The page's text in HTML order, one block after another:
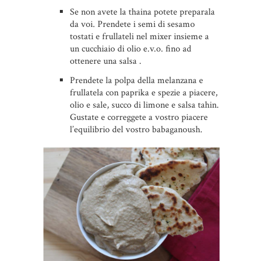
Se non avete la thaina potete preparala
da voi. Prendete i semi di sesamo
tostati e frullateli nel mixer insieme a
un cucchiaio di olio e.v.o. fino ad
ottenere una salsa .
Prendete la polpa della melanzana e
frullatela con paprika e spezie a piacere,
olio e sale, succo di limone e salsa tahin.
Gustate e correggete a vostro piacere
l’equilibrio del vostro babaganoush.